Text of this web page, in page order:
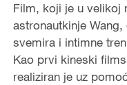
Film, koji je u velikoj
astronautkinje
svemira i intimne
Kao prvi kineski
realiziran je uz